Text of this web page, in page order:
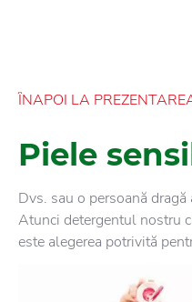
ÎNAPOI LA
Piele
Dvs. sau o persoană
Atunci detergentul nostru
este alegerea potrivită